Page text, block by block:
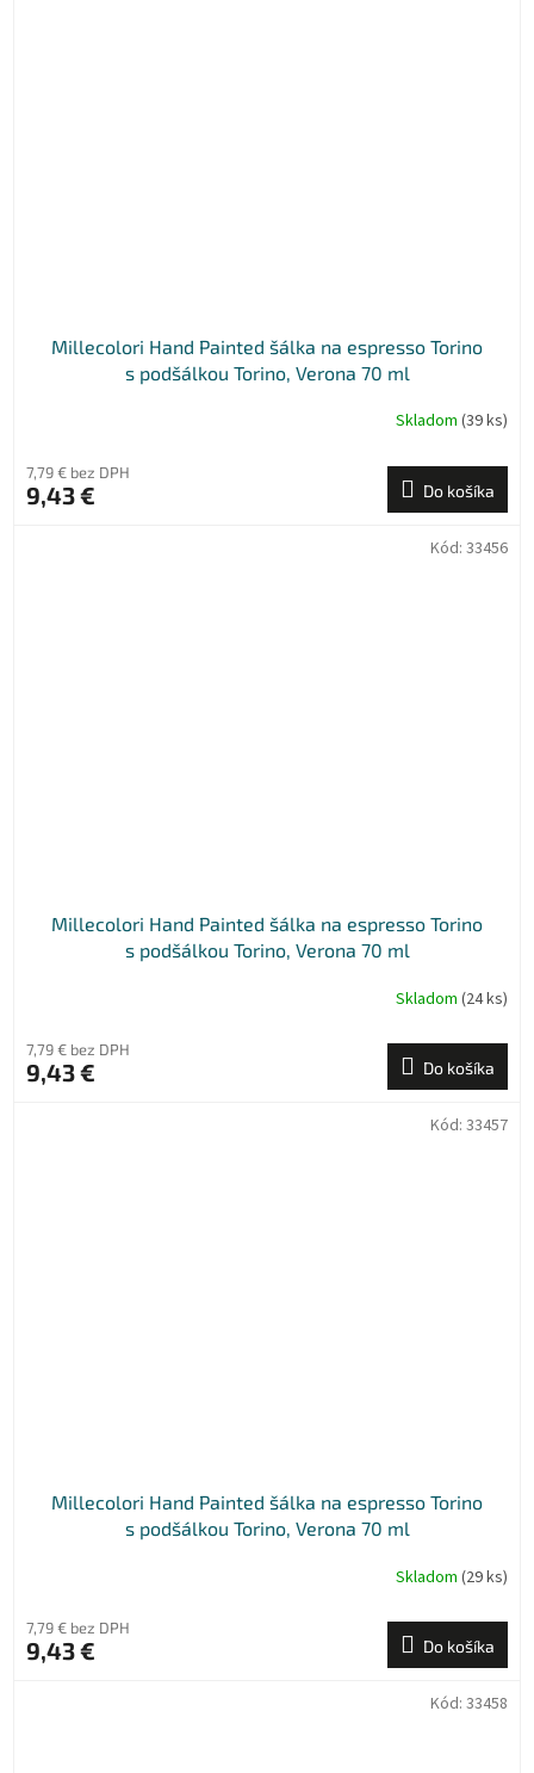
Millecolori Hand Painted šálka na espresso Torino
s podšálkou Torino, Verona 70 ml
Skladom (39 ks)
7,79 € bez DPH
9,43 € Do košíka
Millecolori Hand Painted šálka na espresso Torino
s podšálkou Torino, Verona 70 ml
Skladom (24 ks)
7,79 € bez DPH
9,43 € Do košíka
Kód: 33456
Millecolori Hand Painted šálka na espresso Torino
s podšálkou Torino, Verona 70 ml
Skladom (29 ks)
7,79 € bez DPH
9,43 € Do košíka
Kód: 33457
Kód: 33458